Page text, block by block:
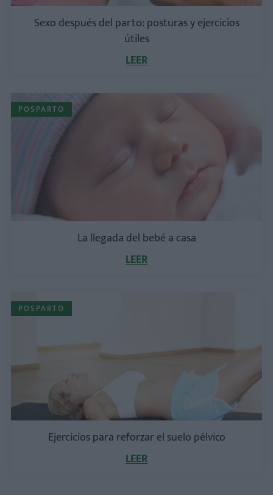
Sexo después del parto: posturas y ejercicios
útiles
LEER
POSPARTO
La llegada del bebé a casa
LEER
POSPARTO
Ejercicios para reforzar el suelo pélvico
LEER